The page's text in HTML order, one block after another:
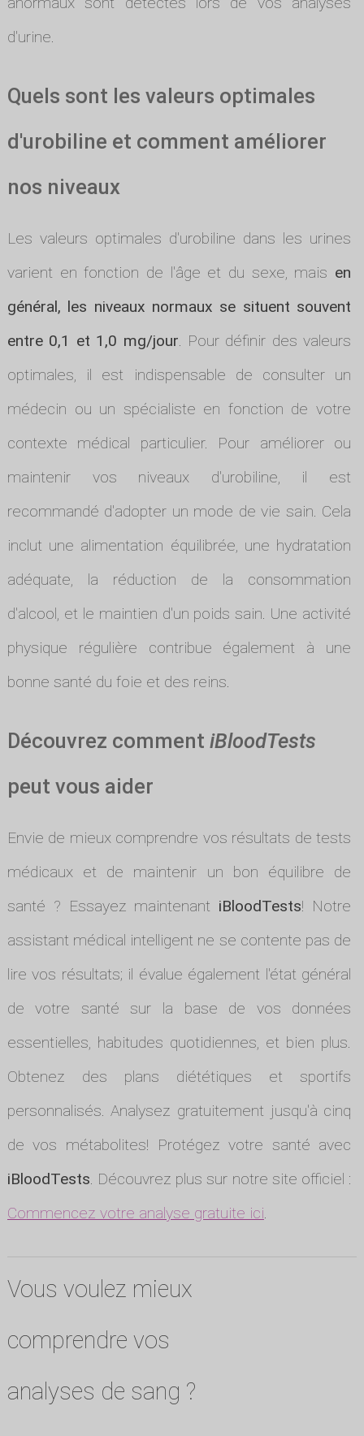
d'urine.
Quels sont les valeurs optimales
d'urobiline et comment améliorer
nos niveaux
Les valeurs optimales d'urobiline dans les urines
varient en fonction de l'âge et du sexe, mais en
général, les niveaux normaux se situent souvent
entre 0,1 et 1,0 mg/jour. Pour définir des valeurs
optimales, il est indispensable de consulter un
médecin ou un spécialiste en fonction de votre
contexte médical particulier. Pour améliorer ou
maintenir vos niveaux d'urobiline, il est
recommandé d'adopter un mode de vie sain. Cela
inclut une alimentation équilibrée, une hydratation
adéquate, la réduction de la consommation
d'alcool, et le maintien d'un poids sain. Une activité
physique régulière contribue également à une
bonne santé du foie et des reins.
Découvrez comment iBloodTests
peut vous aider
Envie de mieux comprendre vos résultats de tests
médicaux et de maintenir un bon équilibre de
santé ? Essayez maintenant iBloodTests! Notre
assistant médical intelligent ne se contente pas de
lire vos résultats; il évalue également l'état général
de votre santé sur la base de vos données
essentielles, habitudes quotidiennes, et bien plus.
Obtenez des plans diététiques et sportifs
personnalisés. Analysez gratuitement jusqu'à cinq
de vos métabolites! Protégez votre santé avec
iBloodTests. Découvrez plus sur notre site officiel :
Commencez votre analyse gratuite ici.
Vous voulez mieux
comprendre vos
analyses de sang ?